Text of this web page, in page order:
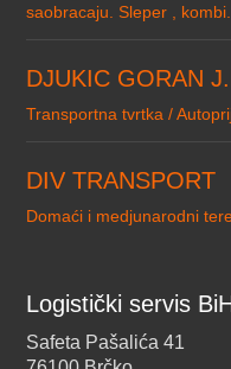
saobracaju. Sleper , kombi.
DJUKIC GORAN
Transportna tvrtka /
DIV TRANSPORT
Domaći i medjunarodni
Logistički servis
Safeta Pašalića 41